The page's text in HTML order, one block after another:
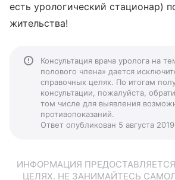
есть урологический стационар)
жительства!
Консультация врача уролога на
полового члена» дается
справочных целях. По итогам
консультации, пожалуйста,
том числе для выявления
противопоказаний.
Ответ опубликован 5 августа 2019
ИНФОРМАЦИЯ
ЦЕЛЯХ. НЕ ЗАНИМАЙТЕСЬ